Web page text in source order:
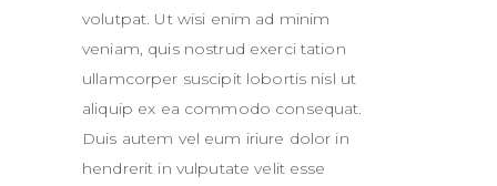
volutpat. Ut wisi enim ad minim
veniam, quis nostrud exerci tation
ullamcorper suscipit lobortis nisl ut
aliquip ex ea commodo consequat.
Duis autem vel eum iriure dolor in
hendrerit in vulputate velit esse